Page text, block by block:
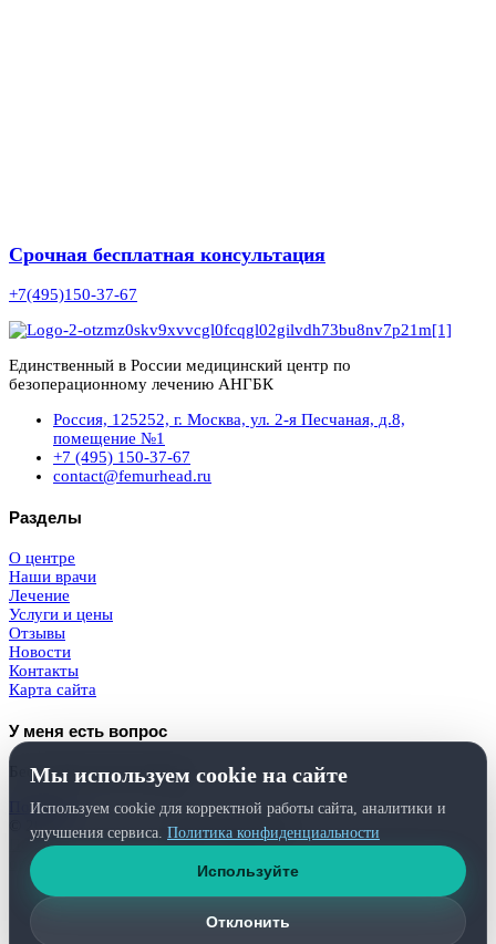
Срочная бесплатная консультация
+7(495)150-37-67
Единственный в России медицинский центр по
безоперационному лечению АНГБК
Россия, 125252, г. Москва, ул. 2-я Песчаная, д.8,
помещение №1
+7 (495) 150-37-67
contact@femurhead.ru
Разделы
О центре
Наши врачи
Лечение
Услуги и цены
Отзывы
Новости
Контакты
Карта сайта
У меня есть вопрос
Бесплатная консультация
Получить
© 2026Femurhead.ru . Права защищены.
Политика конфиденциальностии
обработки персональных данных
Мы используем cookie на сайте
Используем cookie для корректной работы сайта, аналитики и
улучшения сервиса. Политика конфиденциальности
Отклонить
Используйте